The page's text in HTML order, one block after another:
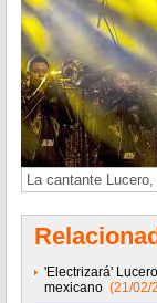
La cantante
'Electrizará'
mexicano (21/02/